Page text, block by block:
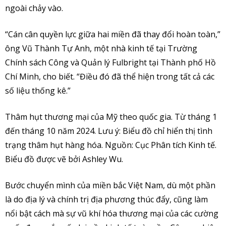
ngoài chảy vào.
“Cán cân quyền lực giữa hai miền đã thay đổi hoàn toàn,”
ông Vũ Thành Tự Anh, một nhà kinh tế tại Trường
Chính sách Công và Quản lý Fulbright tại Thành phố Hồ
Chí Minh, cho biết. “Điều đó đã thể hiện trong tất cả các
số liệu thống kê.”
Thâm hụt thương mại của Mỹ theo quốc gia. Từ tháng 1
đến tháng 10 năm 2024. Lưu ý: Biểu đồ chỉ hiển thị tình
trạng thâm hụt hàng hóa. Nguồn: Cục Phân tích Kinh tế.
Biểu đồ được vẽ bởi Ashley Wu.
Bước chuyển mình của miền bắc Việt Nam, dù một phần
là do địa lý và chính trị địa phương thúc đẩy, cũng làm
nổi bật cách mà sự vũ khí hóa thương mại của các cường